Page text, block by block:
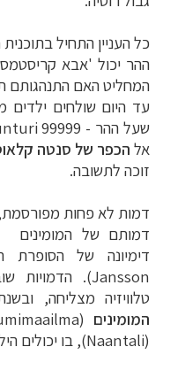
כל העניין התחיל
ההר יכול 'אבא
המחליט האם התנהגותם
עד היום שולחים
שעל ההר - 99999
אל הכפר של סנטה
זוכה לתשובה.
דמות לא פחות
דמותם של המומינים
דימיונה של הסופרת
Jansson). הדמויות
טלוויזיה מצליחה, ובשנת 1993
המומינים (
(
Naantali), בו יכולים